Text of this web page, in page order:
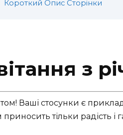
Короткий Опис Сторінки
з
Ваші стосунки є
тільки радість і